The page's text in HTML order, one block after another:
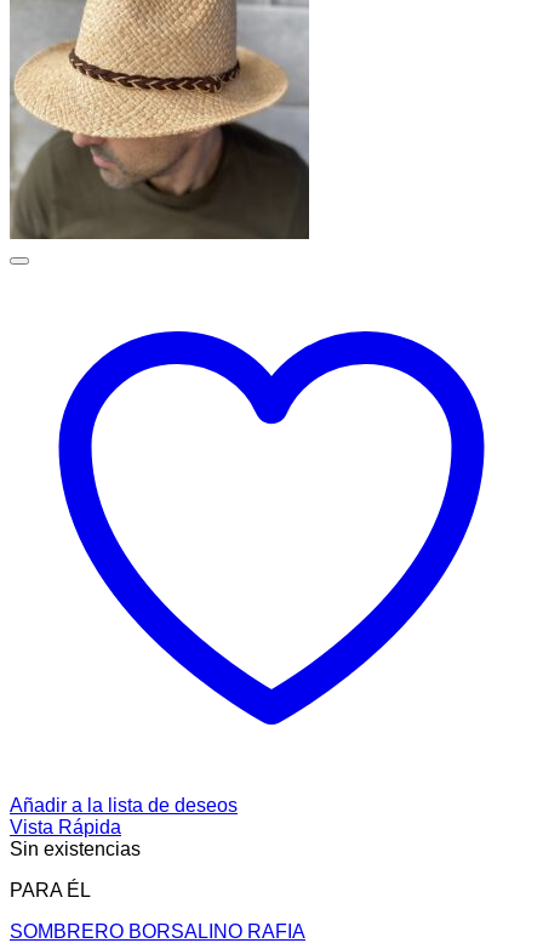
Añadir a la lista de deseos
Vista Rápida
Sin existencias
PARA ÉL
SOMBRERO BORSALINO RAFIA